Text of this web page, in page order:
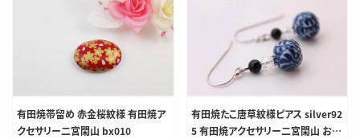
有田焼帯留め 赤金桜紋様 有田焼ア
クセサリー二宮閑山 bx010
有田焼たこ唐草紋様ピアス silver92
5 有田焼アクセサリー二宮閑山 おし